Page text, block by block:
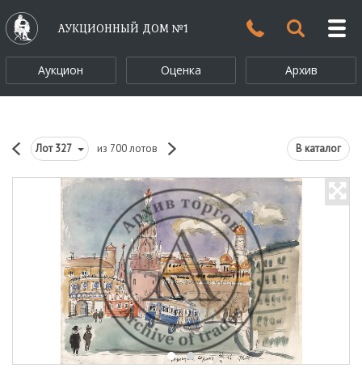
АУКЦИОННЫЙ ДОМ №1
Аукцион Оценка Архив
Лот327 из 700 лотов В каталог